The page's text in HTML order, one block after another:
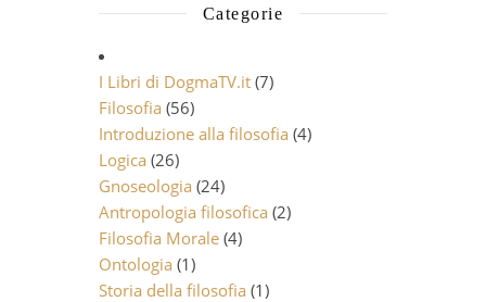
Categorie
I Libri di DogmaTV.it (7)
Filosofia (56)
Introduzione alla filosofia (4)
Logica (26)
Gnoseologia (24)
Antropologia filosofica (2)
Filosofia Morale (4)
Ontologia (1)
Storia della filosofia (1)